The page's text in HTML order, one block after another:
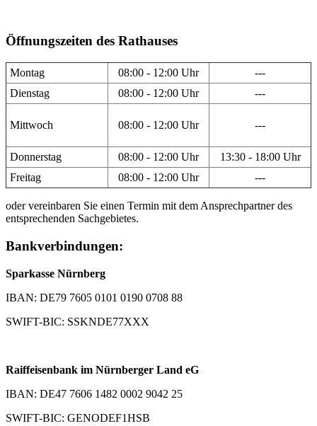
Öffnungszeiten des Rathauses
Montag 08:00 - 12:00 Uhr
---
Dienstag
08:00 - 12:00 Uhr ---
Mittwoch 08:00 - 12:00 Uhr ---
Donnerstag 08:00 - 12:00 Uhr
13:30 - 18:00 Uhr
Freitag
08:00 - 12:00 Uhr ---
oder vereinbaren Sie einen Termin mit dem Ansprechpartner des
entsprechenden Sachgebietes.
Bankverbindungen:
Sparkasse Nürnberg
IBAN: DE79 7605 0101 0190 0708 88
SWIFT-BIC: SSKNDE77XXX
Raiffeisenbank im Nürnberger Land eG
IBAN: DE47 7606 1482 0002 9042 25
SWIFT-BIC: GENODEF1HSB